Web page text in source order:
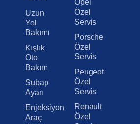
Uzun
Yol
Bakımı
Kışlık
Oto
Bakım
Subap
Ayarı
Enjeksiyon
Araç
Opel
Özel
Servis
Porsche
Özel
Servis
Peugeot
Özel
Servis
Renault
Özel